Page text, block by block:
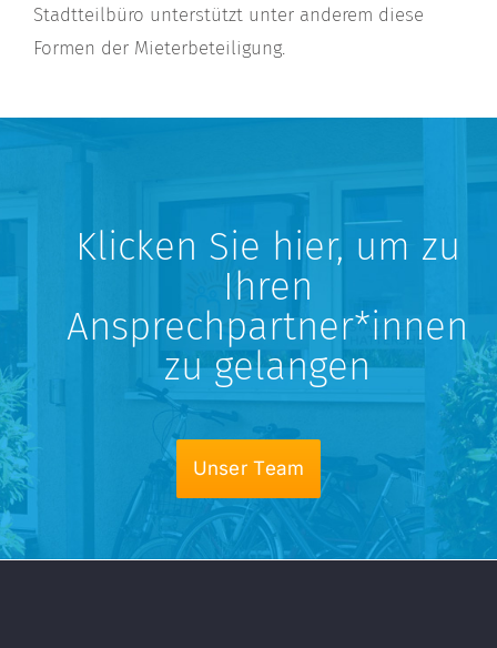
Stadtteilbüro unterstützt unter anderem diese
Formen der Mieterbeteiligung.
Klicken Sie hier, um zu
Ihren
Ansprechpartner*innen
zu gelangen
Unser Team